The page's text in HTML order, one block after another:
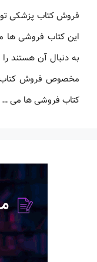
فروش کتاب پزشکی
این کتاب فروشی ها
به دنبال آن هستند
مخصوص فروش کتاب
کتاب فروشی ها می …